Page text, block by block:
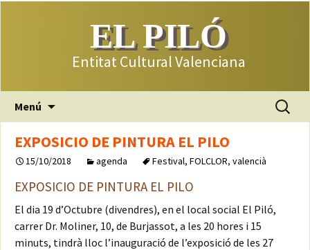
EL PILÓ
Entitat Cultural Valenciana
Menú Buscar:
EXPOSICIO DE PINTURA EL PILO
15/10/2018 agenda Festival, FOLCLOR, valencià
EXPOSICIO DE PINTURA EL PILO
El dia 19 d’Octubre (divendres), en el local social El Piló,
carrer Dr. Moliner, 10, de Burjassot, a les 20 hores i 15
minuts, tindrà lloc l’inauguració de l’exposició de les 27